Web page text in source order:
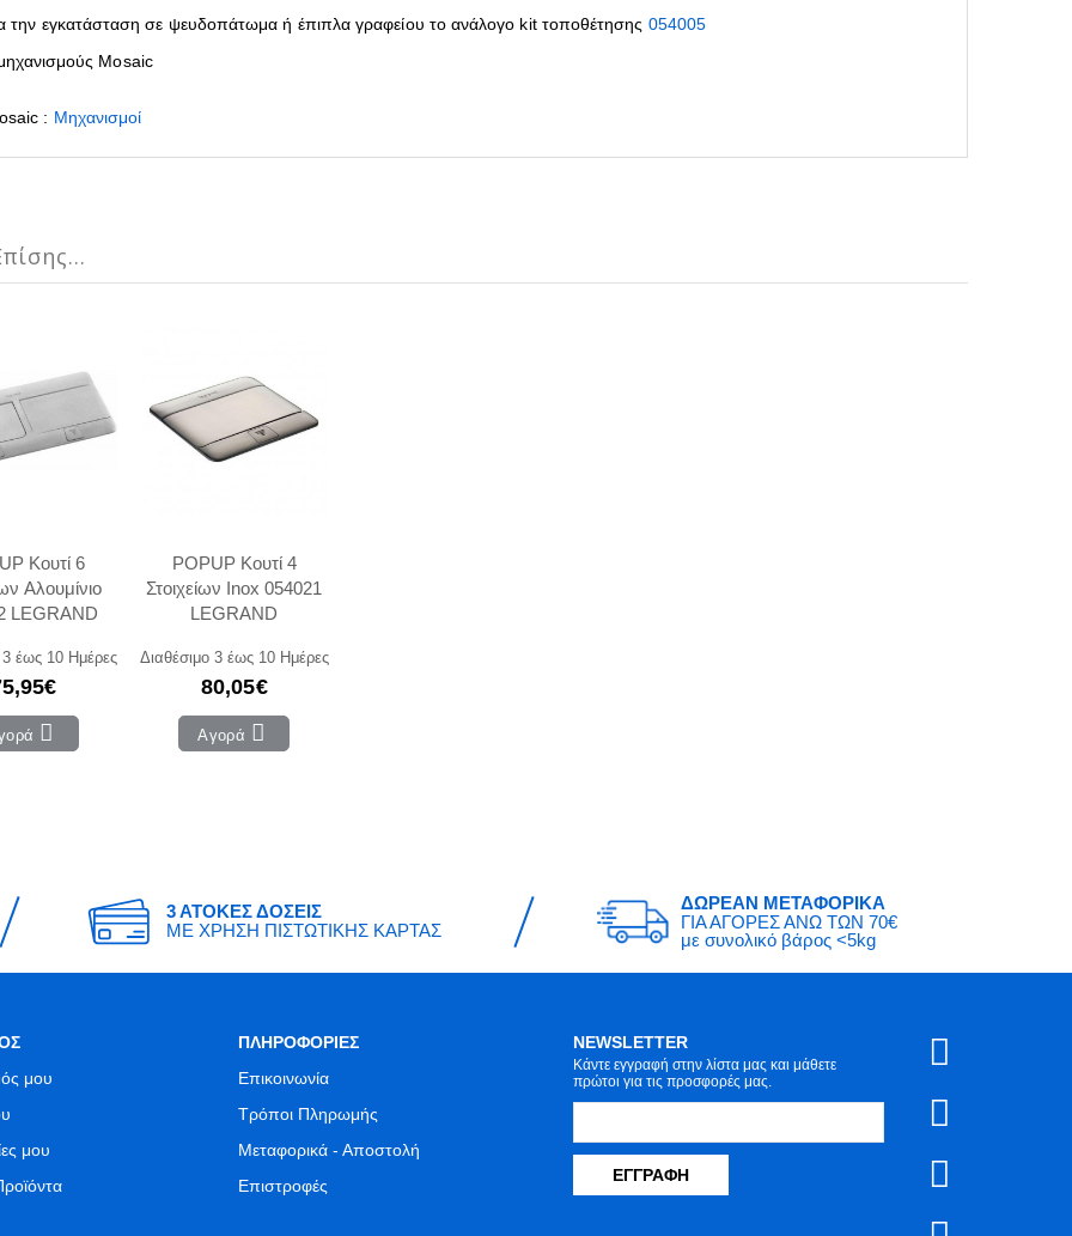
την εγκατάσταση σε ψευδοπάτωμα ή έπιπλα γραφείου το ανάλογο kit τοποθέτησης 054005
Mosaic
: Μηχανισμοί
Κουτί 6
Αλουμίνιο
LEGRAND
3 έως 10 Ημέρες
POPUP Κουτί 4
Στοιχείων Inox 054021
LEGRAND
Διαθέσιμο 3 έως 10 Ημέρες
80,05€
Αγορά
3 ΑΤΟΚΕΣ ΔΟΣΕΙΣ
ΜΕ ΧΡΗΣΗ ΠΙΣΤΩΤΙΚΗΣ ΚΑΡΤΑΣ
ΔΩΡΕΑΝ ΜΕΤΑΦΟΡΙΚΑ
ΓΙΑ ΑΓΟΡΕΣ ΑΝΩ ΤΩΝ 70€
με συνολικό βάρος <5kg
μου
μου
ΠΛΗΡΟΦΟΡΙΕΣ
Επικοινωνία
Τρόποι Πληρωμής
Μεταφορικά - Αποστολή
Επιστροφές
NEWSLETTER
Κάντε εγγραφή στην λίστα μας και μάθετε
πρώτοι για τις προσφορές μας.
ΕΓΓΡΑΦΉ